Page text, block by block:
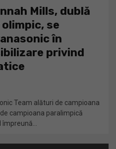
Mills, dublă
se
în
privind
Team alături de campioana
campioana paralimpică